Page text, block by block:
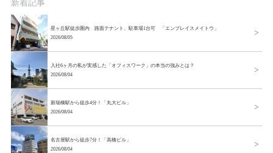
新着記事
星ヶ丘駅徒歩圏内 路面テナント、駐車場1台可 「エンプレイスメイトウ」
2026/08/05
入社6ヶ月の私が実感した「オフィスワーク」の本当の強みとは？
2026/08/04
新瑞橋駅から徒歩4分！「丸大ビル」
2026/08/04
名古屋駅から徒歩7分！「高橋ビル」
2026/08/04